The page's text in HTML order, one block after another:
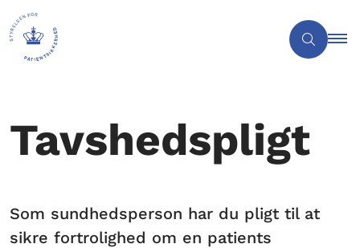
Tavshedspligt
Som sundhedsperson har du pligt til at
sikre fortrolighed om en patients